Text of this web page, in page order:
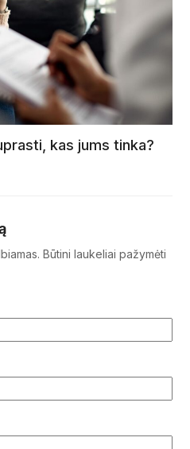
kas jums tinka?
Būtini laukeliai pažymėti